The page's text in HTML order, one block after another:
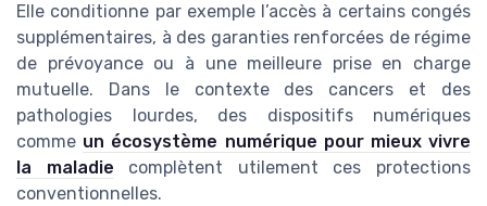
Elle conditionne par exemple l’accès à certains congés
supplémentaires, à des garanties renforcées de régime
de prévoyance ou à une meilleure prise en charge
mutuelle. Dans le contexte des cancers et des
pathologies lourdes, des dispositifs numériques
comme un écosystème numérique pour mieux vivre
la maladie complètent utilement ces protections
conventionnelles.